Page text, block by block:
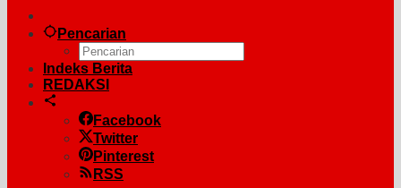
Pencarian
Indeks Berita
REDAKSI
Facebook
Twitter
Pinterest
RSS